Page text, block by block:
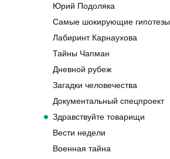
Юрий Подоляка
Самые шокирующие гипотезы
Лабиринт Карнаухова
Тайны Чапман
Дневной рубеж
Загадки человечества
Документальный спецпроект
Здравствуйте товарищи
Вести недели
Военная тайна